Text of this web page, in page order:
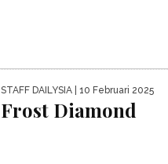
STAFF DAILYSIA | 10 Februari 2025
Frost Diamond